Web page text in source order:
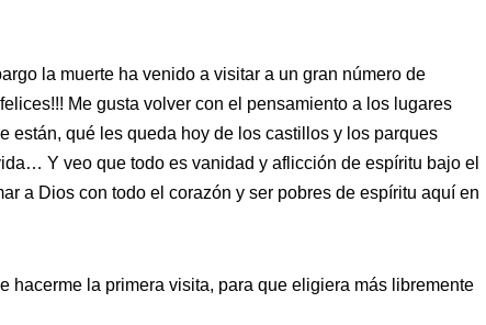
la muerte ha venido a visitar a un gran número de
Me gusta volver con el pensamiento a los lugares
están, qué les queda hoy de los castillos y los parques
Y veo que todo es vanidad y aflicción de espíritu bajo el
a Dios con todo el corazón y ser pobres de espíritu aquí en
hacerme la primera visita, para que eligiera más libremente